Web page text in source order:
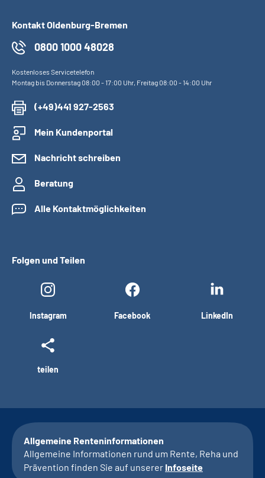
Kontakt Oldenburg-Bremen
0800 1000 48028
Kostenloses Servicetelefon
Montag bis Donnerstag 08:00 - 17:00 Uhr, Freitag 08:00 - 14:00 Uhr
(+49)441 927-2563
Mein Kundenportal
Nachricht schreiben
Beratung
Alle Kontaktmöglichkeiten
Folgen und Teilen
Instagram Facebook LinkedIn
teilen
Allgemeine Renteninformationen
Allgemeine Informationen rund um Rente, Reha und
Prävention finden Sie auf unserer Infoseite